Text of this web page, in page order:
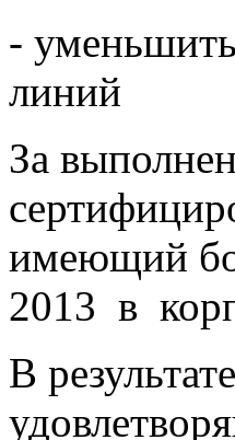
-
линий
За
имеющий
2013 в
В